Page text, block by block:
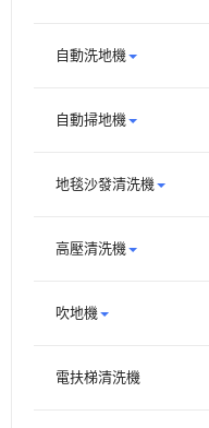
自動洗地機
自動掃地機
地毯沙發清洗機
高壓清洗機
吹地機
電扶梯清洗機